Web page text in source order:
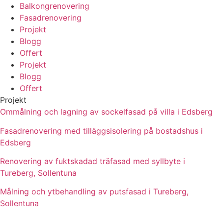
Balkongrenovering
Fasadrenovering
Projekt
Blogg
Offert
Projekt
Blogg
Offert
Projekt
Ommålning och lagning av sockelfasad på villa i Edsberg
Fasadrenovering med tilläggsisolering på bostadshus i
Edsberg
Renovering av fuktskadad träfasad med syllbyte i
Tureberg, Sollentuna
Målning och ytbehandling av putsfasad i Tureberg,
Sollentuna